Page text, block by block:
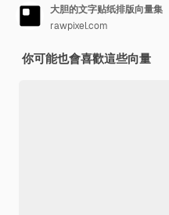
大胆的文字贴纸排版向量集
rawpixel.com
你可能也會喜歡這些向量